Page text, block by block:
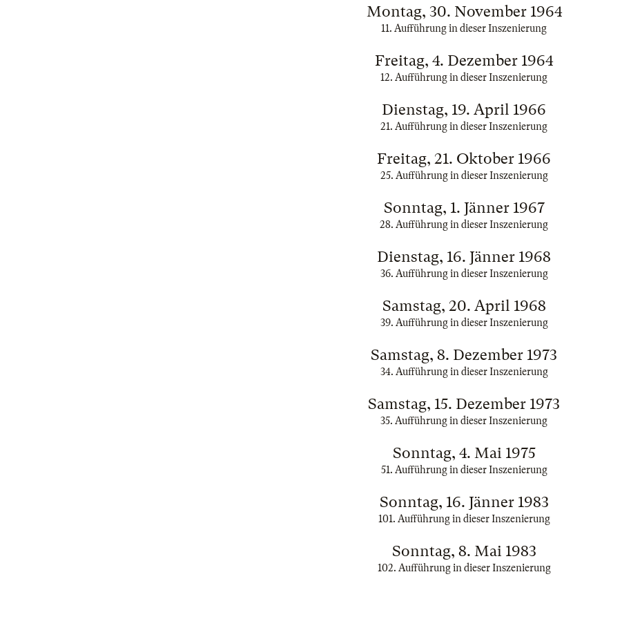
Montag, 30. November 1964
11. Aufführung in dieser Inszenierung
Freitag, 4. Dezember 1964
12. Aufführung in dieser Inszenierung
Dienstag, 19. April 1966
21. Aufführung in dieser Inszenierung
Freitag, 21. Oktober 1966
25. Aufführung in dieser Inszenierung
Sonntag, 1. Jänner 1967
28. Aufführung in dieser Inszenierung
Dienstag, 16. Jänner 1968
36. Aufführung in dieser Inszenierung
Samstag, 20. April 1968
39. Aufführung in dieser Inszenierung
Samstag, 8. Dezember 1973
34. Aufführung in dieser Inszenierung
Samstag, 15. Dezember 1973
35. Aufführung in dieser Inszenierung
Sonntag, 4. Mai 1975
51. Aufführung in dieser Inszenierung
Sonntag, 16. Jänner 1983
101. Aufführung in dieser Inszenierung
Sonntag, 8. Mai 1983
102. Aufführung in dieser Inszenierung